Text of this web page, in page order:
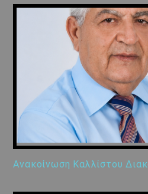
Ανακοίνωση Καλλίστου